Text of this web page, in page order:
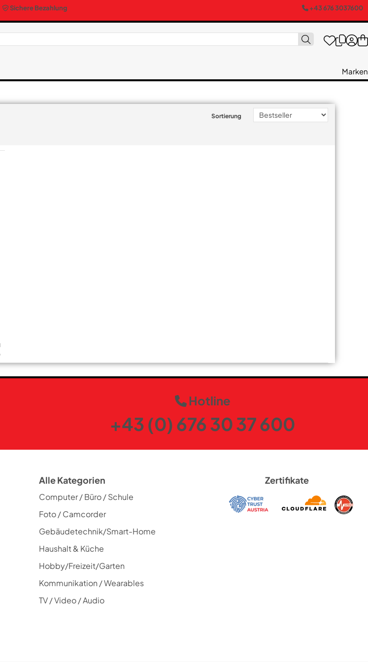
Sichere Bezahlung +43 676 3037600
Marken
Sortierung
Hotline
+43 (0) 676 30 37 600
Alle Kategorien
Computer / Büro / Schule
Foto / Camcorder
Gebäudetechnik/Smart-Home
Haushalt & Küche
Hobby/Freizeit/Garten
Kommunikation / Wearables
TV / Video / Audio
Zertifikate